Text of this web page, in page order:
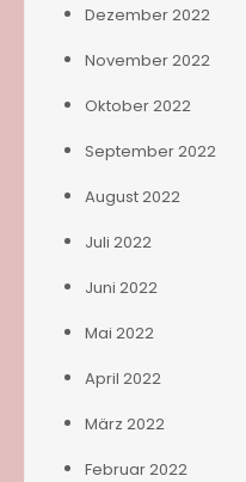
Dezember 2022
November 2022
Oktober 2022
September 2022
August 2022
Juli 2022
Juni 2022
Mai 2022
April 2022
März 2022
Februar 2022